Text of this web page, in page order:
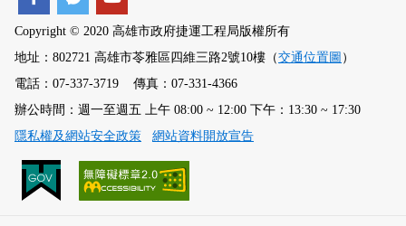
Copyright © 2020 高雄市政府捷運工程局版權所有
地址：802721 高雄市苓雅區四維三路2號10樓（交通位置圖 ）
電話：07-337-3719 傳真：07-331-4366
辦公時間：週一至週五 上午 08:00 ~ 12:00 下午：13:30 ~ 17:30
隱私權及網站安全政策
網站資料開放宣告